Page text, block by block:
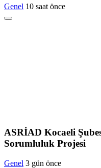
Genel 10 saat önce
ASRİAD Kocaeli
Sorumluluk Projesi
Genel 3 gün önce